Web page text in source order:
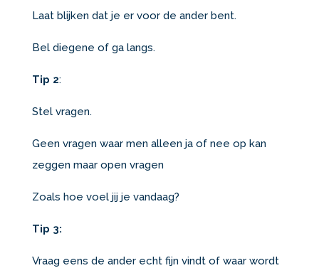
Laat blijken dat je er voor de ander bent.
Bel diegene of ga langs.
Tip 2:
Stel vragen.
Geen vragen waar men alleen ja of nee op kan
zeggen maar open vragen
Zoals hoe voel jij je vandaag?
Tip 3:
Vraag eens de ander echt fijn vindt of waar wordt